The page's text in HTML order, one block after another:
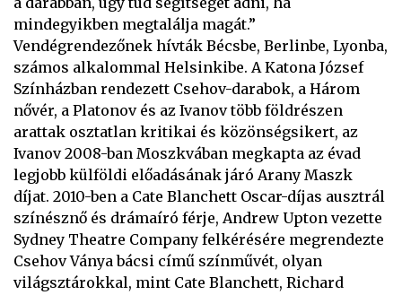
mindegyikben megtalálja magát.”
Vendégrendezőnek hívták Bécsbe, Berlinbe, Lyonba,
számos alkalommal Helsinkibe. A Katona József
Színházban rendezett Csehov-darabok, a Három
nővér, a Platonov és az Ivanov több földrészen
arattak osztatlan kritikai és közönségsikert, az
Ivanov 2008-ban Moszkvában megkapta az évad
legjobb külföldi előadásának járó Arany Maszk
díjat. 2010-ben a Cate Blanchett Oscar-díjas ausztrál
színésznő és drámaíró férje, Andrew Upton vezette
Sydney Theatre Company felkérésére megrendezte
Csehov Ványa bácsi című színművét, olyan
világsztárokkal, mint Cate Blanchett, Richard